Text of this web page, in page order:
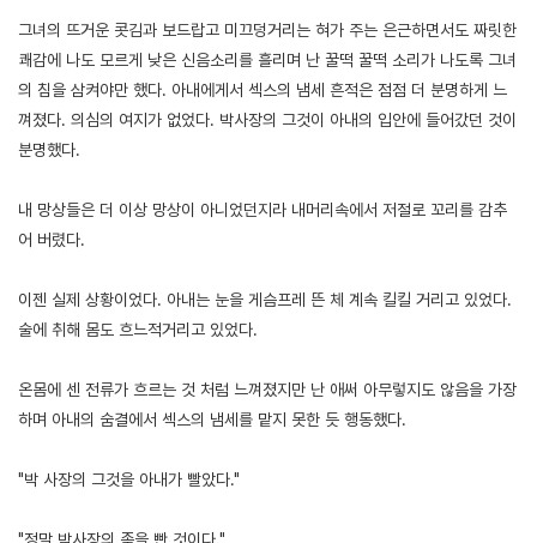
그녀의 뜨거운 콧김과 보드랍고 미끄덩거리는 혀가 주는 은근하면서도 짜릿한
쾌감에 나도 모르게 낮은 신음소리를 흘리며 난 꿀떡 꿀떡 소리가 나도록 그녀
의 침을 삼켜야만 했다. 아내에게서 섹스의 냄세 흔적은 점점 더 분명하게 느
껴졌다. 의심의 여지가 없었다. 박사장의 그것이 아내의 입안에 들어갔던 것이
분명했다.
내 망상들은 더 이상 망상이 아니었던지라 내머리속에서 저절로 꼬리를 감추
어 버렸다.
이젠 실제 상황이었다. 아내는 눈을 게슴프레 뜬 체 계속 킬킬 거리고 있었다.
술에 취해 몸도 흐느적거리고 있었다.
온몸에 센 전류가 흐르는 것 처럼 느껴졌지만 난 애써 아무렇지도 않음을 가장
하며 아내의 숨결에서 섹스의 냄세를 맡지 못한 듯 행동했다.
"박 사장의 그것을 아내가 빨았다."
"정말 박사장의 좆을 빤 것이다."